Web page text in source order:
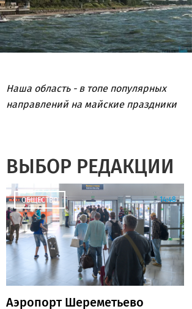
Наша область - в топе популярных
направлений на майские праздники
ВЫБОР РЕДАКЦИИ
ОБЩЕСТВО 14:48
Аэропорт Шереметьево